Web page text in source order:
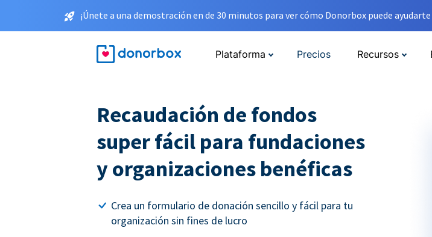
¡Únete a una demostración en de 30 minutos para ver cómo Donorbox puede
Plataforma Precios Recursos
Recaudación de fondos
super fácil para fundaciones
y organizaciones benéficas
Crea un formulario de donación sencillo y fácil para tu
organización sin fines de lucro